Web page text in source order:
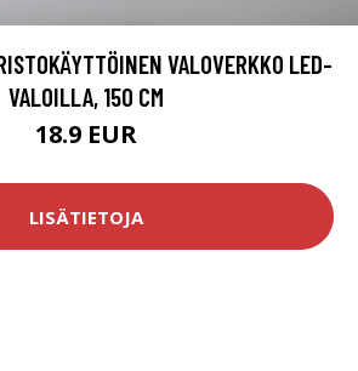
VALOVERKKO LED-
VALOILLA, 150 CM
18.9 EUR
LISÄTIETOJA